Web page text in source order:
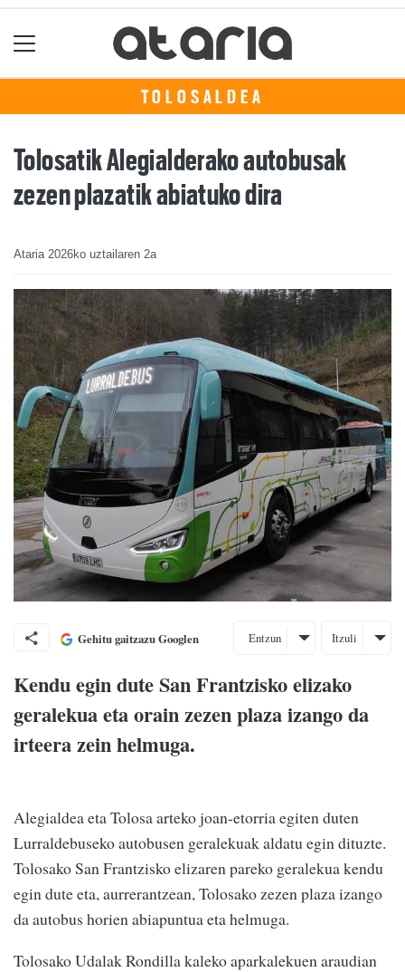
TOLOSALDEA
Tolosatik Alegialderako autobusak
zezen plazatik abiatuko dira
Ataria 2026ko uztailaren 2a
Gehitu gaitzazu Googlen Entzun Itzuli
Kendu egin dute San Frantzisko elizako
geralekua eta orain zezen plaza izango da
irteera zein helmuga.
Alegialdea eta Tolosa arteko joan-etorria egiten duten
Lurraldebuseko autobusen geralekuak aldatu egin dituzte.
Tolosako San Frantzisko elizaren pareko geralekua kendu
egin dute eta, aurrerantzean, Tolosako zezen plaza izango
da autobus horien abiapuntua eta helmuga.
Tolosako Udalak Rondilla kaleko aparkalekuen araudian